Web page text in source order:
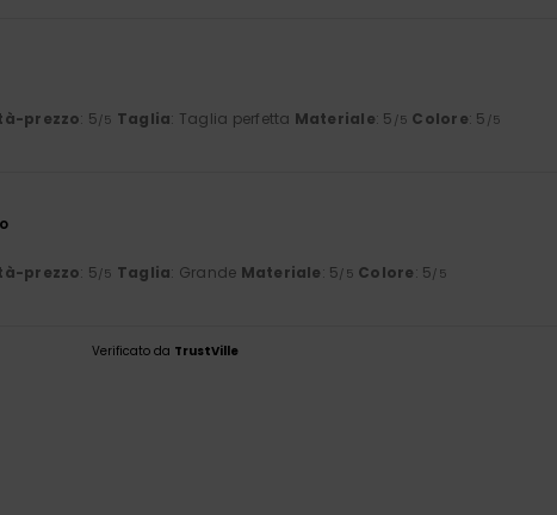
prezzo: 5/5 Taglia: Taglia perfetta Materiale: 5 /5 Colore: 5 /5
prezzo: 5/5 Taglia: Grande Materiale: 5/5 Colore: 5/5
Verificato da TrustVille